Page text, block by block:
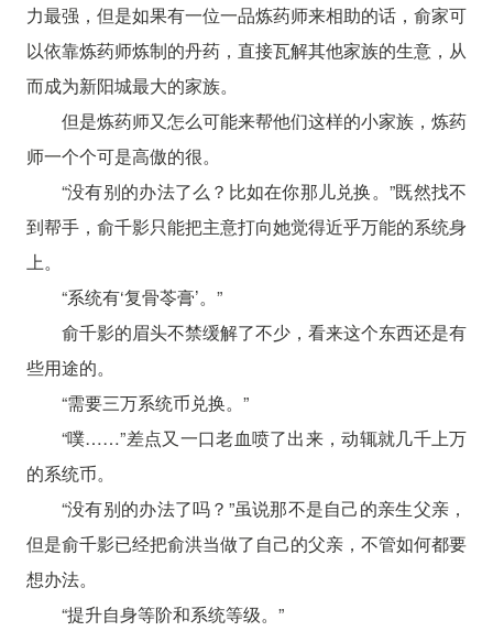
力最强，但是如果有一位一品炼药师来相助的话，俞家可
以依靠炼药师炼制的丹药，直接瓦解其他家族的生意，从
而成为新阳城最大的家族。
但是炼药师又怎么可能来帮他们这样的小家族，炼药
师一个个可是高傲的很。
“没有别的办法了么？比如在你那儿兑换。”既然找不
到帮手，俞千影只能把主意打向她觉得近乎万能的系统身
上。
“系统有‘复骨苓膏’。”
俞千影的眉头不禁缓解了不少，看来这个东西还是有
些用途的。
“需要三万系统币兑换。”
“噗……”差点又一口老血喷了出来，动辄就几千上万
的系统币。
“没有别的办法了吗？”虽说那不是自己的亲生父亲，
但是俞千影已经把俞洪当做了自己的父亲，不管如何都要
想办法。
“提升自身等阶和系统等级。”